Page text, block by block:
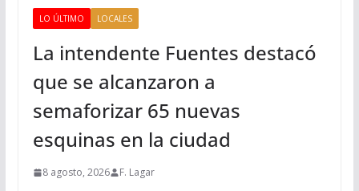
LO ÚLTIMO LOCALES
La intendente Fuentes destacó
que se alcanzaron a
semaforizar 65 nuevas
esquinas en la ciudad
8 agosto, 2026 F. Lagar